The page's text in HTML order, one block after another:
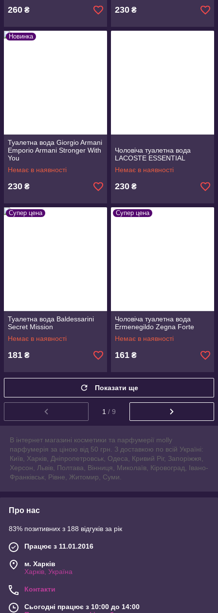
260 ₴ 230 ₴
Новинка
Туалетна вода Giorgio Armani
Emporio Armani Stronger With
You
Немає в наявності
230 ₴
Чоловіча туалетна вода
LACOSTE ESSENTIAL
Немає в наявності
230 ₴
Супер цена
Туалетна вода Baldessarini
Secret Mission
Немає в наявності
181 ₴
Супер цена
Чоловіча туалетна вода
Ermenegildo Zegna Forte
Немає в наявності
161 ₴
Показати ще
1 / 9
В інтернет магазині косметики та парфумерії molly
парфумерія за ціною від 50 грн. З доставкою по всій Україні:
Київ, Харків, Дніпропетровськ, Одеса, Кривий Ріг, Запоріжжя,
Херсон, Львів, Полтава, Вінниця, Миколаїв, Кіровоград, Івано-
Франківськ, Рівне, Житомир, Суми.
Про нас
83% позитивних з 188 відгуків за рік
Працює з 11.01.2016
м. Харків
Харків, Україна
Контакти
Сьогодні працює з 10:00 до 14:00